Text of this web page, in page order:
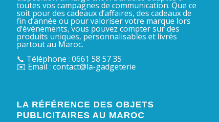
toutes vos campagnes de communication. Que ce
soit pour des cadeaux d’affaires, des cadeaux de
fin d’année ou pour valoriser votre marque lors
d’événements, vous pouvez compter sur des
produits uniques, personnalisables et livrés
partout au Maroc.
📞 Téléphone : 0661 58 57 35
✉️ Email : contact@la-gadgeterie
LA RÉFÉRENCE DES OBJETS
PUBLICITAIRES AU MAROC